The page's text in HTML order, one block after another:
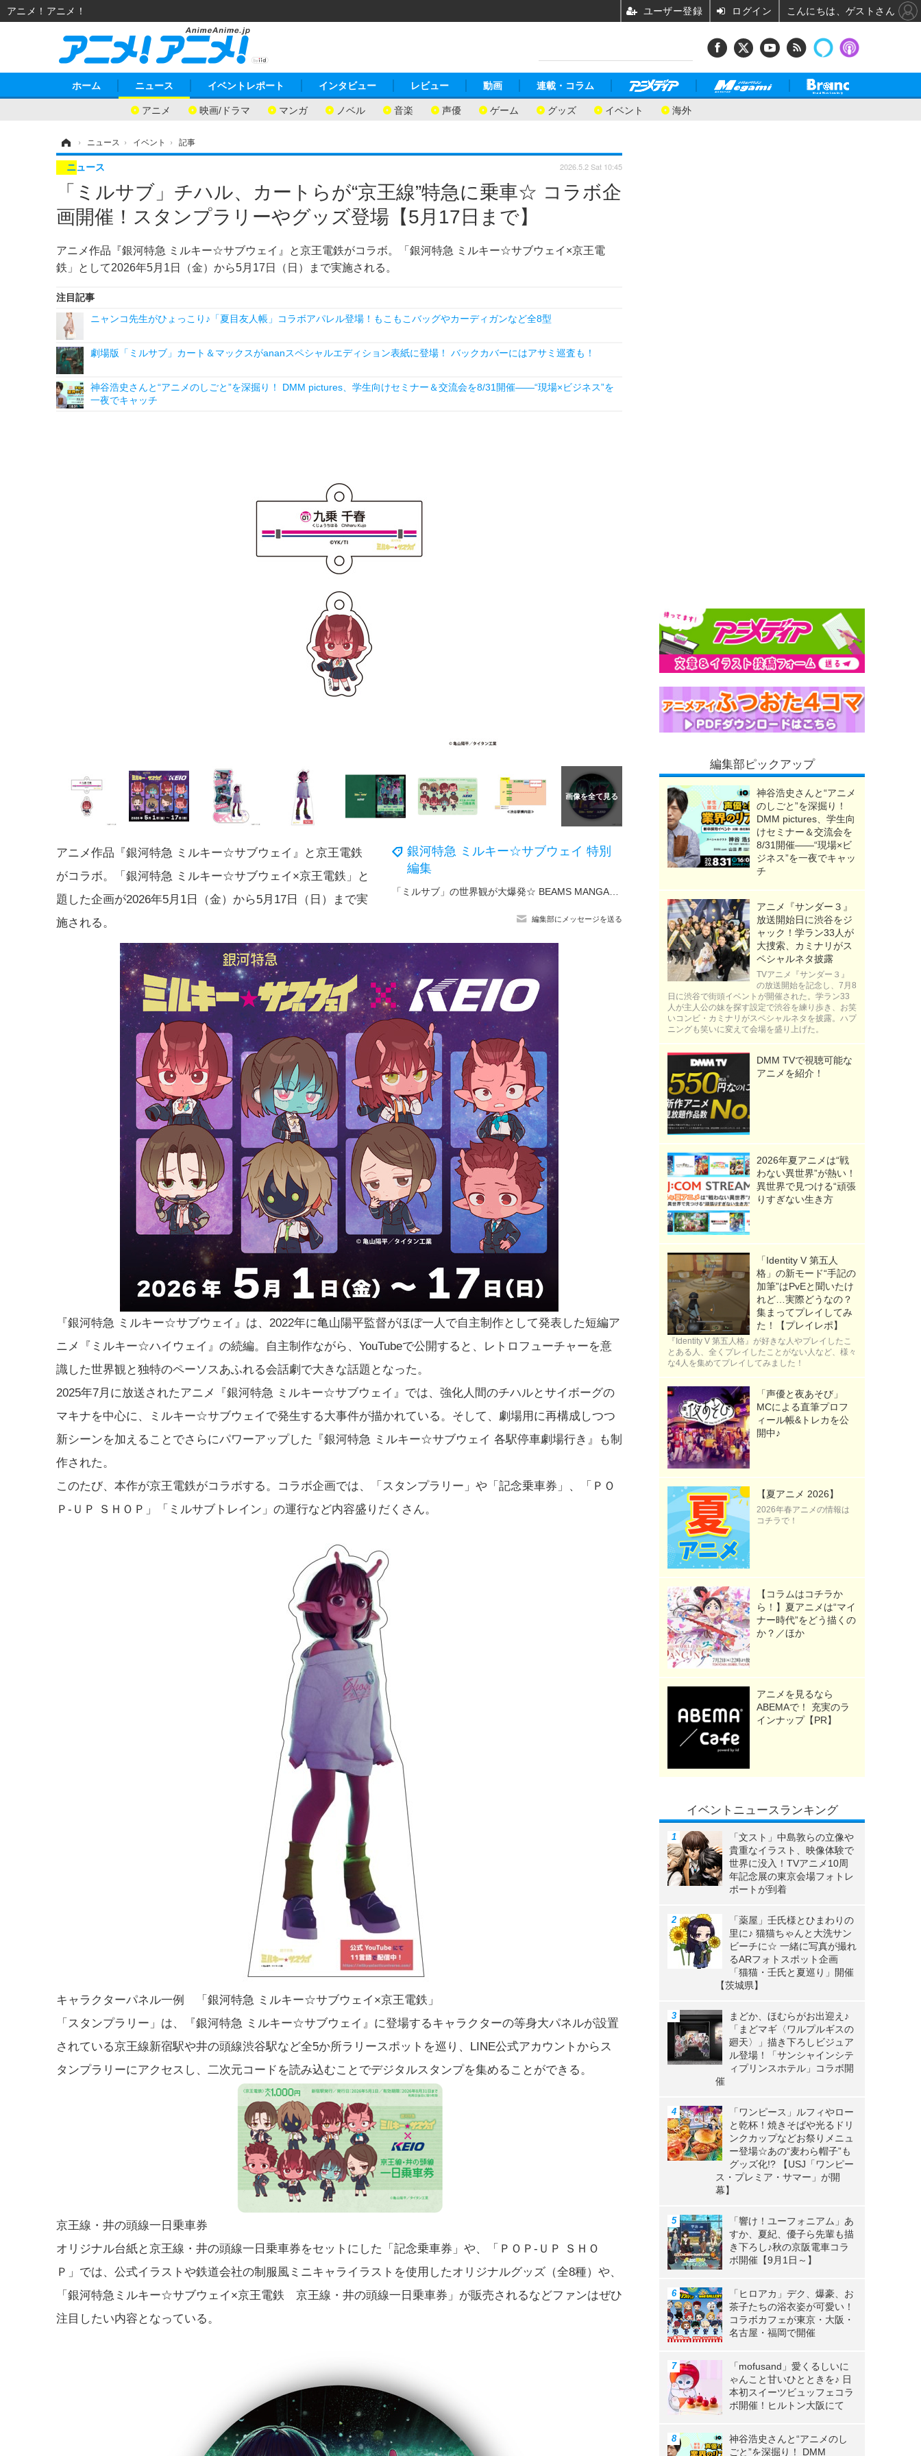
ホーム ニュース
アニメ 映画/ドラマ マンガ ノベル 音楽 声優 ゲーム グッズ イベント 海外
イベントレポート インタビュー レビュー 動画 連載・コラム
› ニュース › イベント › 記事
「ミルサブ」チハル、カートらが“京王線”特急に乗車☆ コラボ企
画開催！スタンプラリーやグッズ登場【5月17日まで】
アニメ作品『銀河特急 ミルキー☆サブウェイ』と京王電鉄がコラボ。「銀河特急 ミルキー☆サブウェイ×京王電
鉄」として2026年5月1日（金）から5月17日（日）まで実施される。
ニュース 2026.5.2 Sat 10:45
注目記事
ニャンコ先生がひょっこり♪「夏目友人帳」コラボアパレル登場！もこもこバッグやカーディガンなど全8型
劇場版「ミルサブ」カート＆マックスがananスペシャルエディション表紙に登場！ バックカバーにはアサミ巡査も！
神谷浩史さんと“アニメのしごと”を深掘り！ DMM pictures、学生向けセミナー＆交流会を8/31開催――“現場×ビジネス”を
一夜でキャッチ
銀河特急 ミルキー☆サブウェイ 特別
編集
編集部にメッセージを送る
アニメ作品『銀河特急 ミルキー☆サブウェイ』と京王電鉄
がコラボ。「銀河特急 ミルキー☆サブウェイ×京王電鉄」と
題した企画が2026年5月1日（金）から5月17日（日）まで実
施される。
『銀河特急 ミルキー☆サブウェイ』は、2022年に亀山陽平監督がほぼ一人で自主制作として発表した短編ア
ニメ『ミルキー☆ハイウェイ』の続編。自主制作ながら、YouTubeで公開すると、レトロフューチャーを意
識した世界観と独特のペーソスあふれる会話劇で大きな話題となった。
2025年7月に放送されたアニメ『銀河特急 ミルキー☆サブウェイ』では、強化人間のチハルとサイボーグの
マキナを中心に、ミルキー☆サブウェイで発生する大事件が描かれている。そして、劇場用に再構成しつつ
新シーンを加えることでさらにパワーアップした『銀河特急 ミルキー☆サブウェイ 各駅停車劇場行き』も制
作された。
このたび、本作が京王電鉄がコラボする。コラボ企画では、「スタンプラリー」や「記念乗車券」、「ＰＯ
Ｐ-ＵＰ ＳＨＯＰ」「ミルサブトレイン」の運行など内容盛りだくさん。
キャラクターパネル一例 「銀河特急 ミルキー☆サブウェイ×京王電鉄」
「スタンプラリー」は、『銀河特急 ミルキー☆サブウェイ』に登場するキャラクターの等身大パネルが設置
されている京王線新宿駅や井の頭線渋谷駅など全5か所ラリースポットを巡り、LINE公式アカウントからス
タンプラリーにアクセスし、二次元コードを読み込むことでデジタルスタンプを集めることができる。
京王線・井の頭線一日乗車券
オリジナル台紙と京王線・井の頭線一日乗車券をセットにした「記念乗車券」や、「ＰＯＰ-ＵＰ ＳＨＯ
Ｐ」では、公式イラストや鉄道会社の制服風ミニキャライラストを使用したオリジナルグッズ（全8種）や、
「銀河特急ミルキー☆サブウェイ×京王電鉄 京王線・井の頭線一日乗車券」が販売されるなどファンはぜひ
注目したい内容となっている。
編集部ピックアップ
神谷浩史さんと“アニメ
のしごと”を深掘り！
DMM pictures、学生向
けセミナー＆交流会を
8/31開催――“現場×ビ
ジネス”を一夜でキャッ
チ
アニメ『サンダー３』
放送開始日に渋谷をジ
ャック！学ラン33人が
大捜索、カミナリがス
ペシャルネタ披露
TVアニメ『サンダー３』
の放送開始を記念し、7月8
日に渋谷で街頭イベントが開催された。学ラン33
人が主人公の妹を探す設定で渋谷を練り歩き、お笑
いコンビ・カミナリがスペシャルネタを披露。ハプ
ニングも笑いに変えて会場を盛り上げた。
DMM TVで視聴可能な
アニメを紹介！
2026年夏アニメは“戦
わない異世界”が熱い！
異世界で見つける“頑張
りすぎない生き方
「Identity V 第五人
格」の新モード“手記の
加筆”はPvEと聞いたけ
れど…実際どうなの？
集まってプレイしてみ
た！【プレイレポ】
『Identity V 第五人格』が好きな人やプレイしたこ
とある人、全くプレイしたことがない人など、様々
な4人を集めてプレイしてみました！
「声優と夜あそび」
MCによる直筆プロフ
ィール帳&トレカを公
開中♪
【夏アニメ 2026】
2026年春アニメの情報は
コチラで！
【コラムはコチラか
ら！】夏アニメは“マイ
ナー時代”をどう描くの
か？／ほか
アニメを見るなら
ABEMAで！ 充実のラ
インナップ【PR】
イベントニュースランキング
「文スト」中島敦らの立像や
貴重なイラスト、映像体験で
世界に没入！TVアニメ10周
年記念展の東京会場フォトレ
ポートが到着
「薬屋」壬氏様とひまわりの
里に♪ 猫猫ちゃんと大洗サン
ビーチに☆ 一緒に写真が撮れ
るARフォトスポット企画
「猫猫・壬氏と夏巡り」開催
【茨城県】
まどか、ほむらがお出迎え♪
「まどマギ〈ワルプルギスの
廻天〉」描き下ろしビジュア
ル登場！「サンシャインシテ
ィプリンスホテル」コラボ開
催
「ワンピース」ルフィやロー
と乾杯！焼きそばや光るドリ
ンクカップなどお祭りメニュ
ー登場☆あの“麦わら帽子”も
グッズ化!? 【USJ「ワンピー
ス・プレミア・サマー」が開
幕】
「響け！ユーフォニアム」あ
すか、夏紀、優子ら先輩も描
き下ろし♪秋の京阪電車コラ
ボ開催【9月1日～】
「ヒロアカ」デク、爆豪、お
茶子たちの浴衣姿が可愛い！
コラボカフェが東京・大阪・
名古屋・福岡で開催
「mofusand」愛くるしいに
ゃんこと甘いひとときを♪ 日
本初スイーツビュッフェコラ
ボ開催！ヒルトン大阪にて
神谷浩史さんと“アニメのし
ごと”を深掘り！ DMM
アニメ！アニメ！ ユーザー登録 ログイン こんにちは、ゲストさん